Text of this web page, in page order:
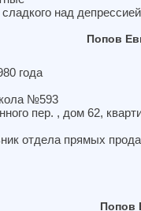
над депрессией
Попов
года
№593
пер. , дом 62,
отдела прямых
Попов